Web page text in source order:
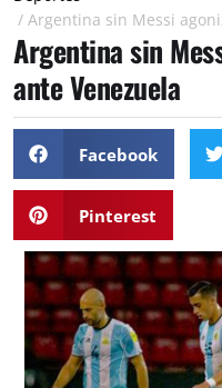
/ Argentina sin Messi
Argentina sin
ante Venezuela
Facebook
Pinterest